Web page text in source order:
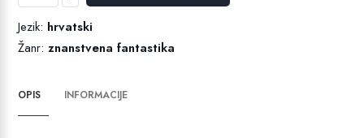
dubini
količina
Jezik: hrvatski
Žanr:znanstvena fantastika
OPIS INFORMACIJE